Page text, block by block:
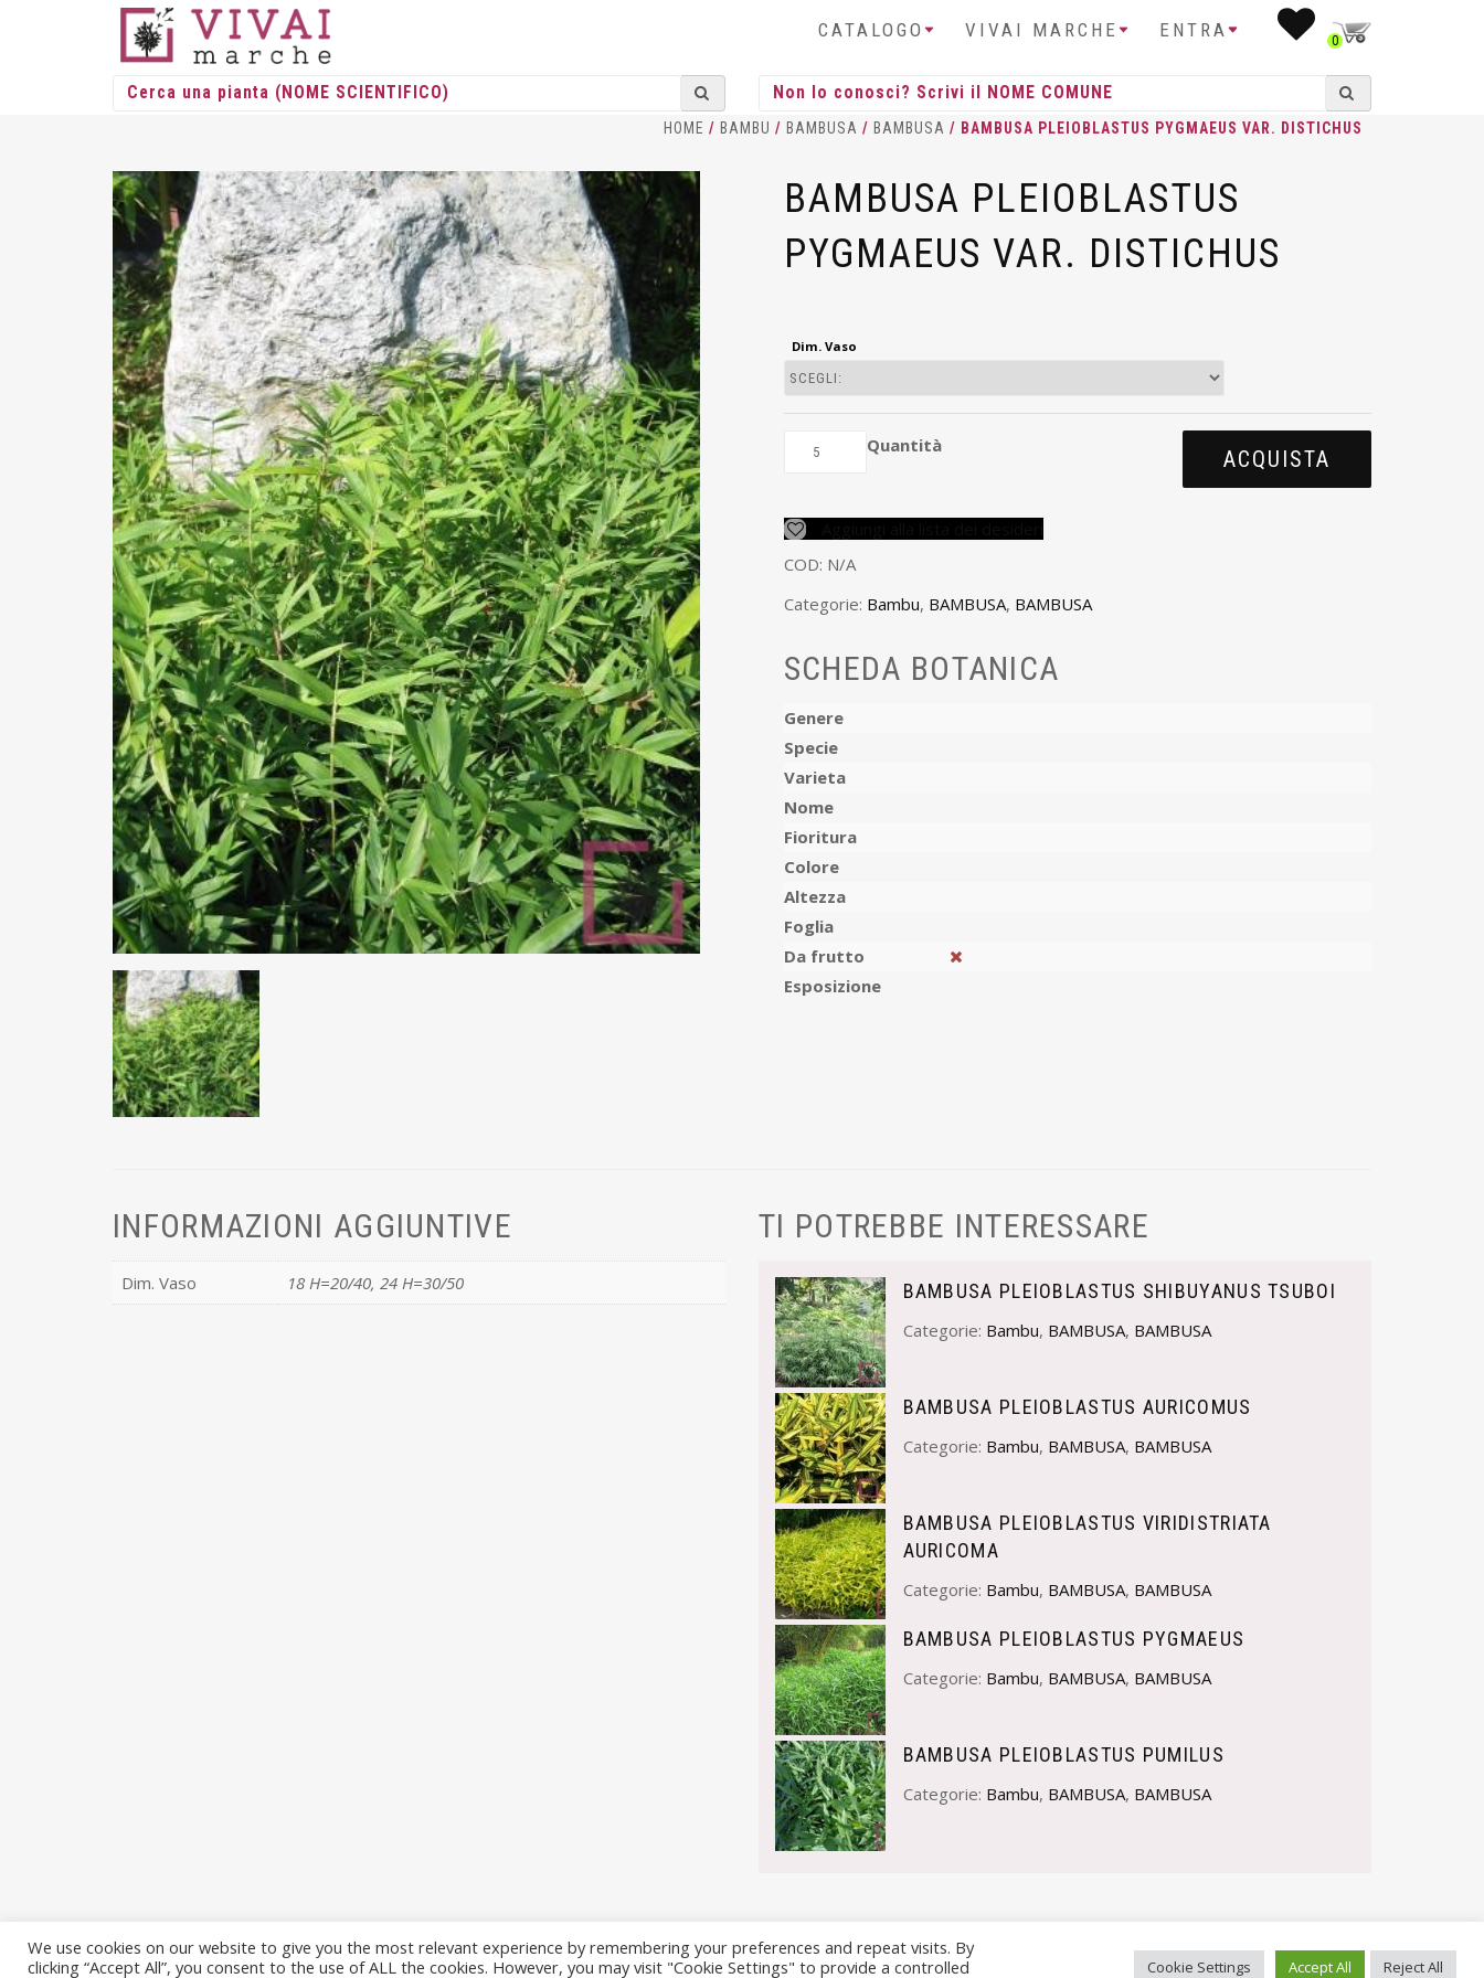
CATALOGO VIVAI MARCHE ENTRA 0
HOME / BAMBU / BAMBUSA / BAMBUSA / BAMBUSA PLEIOBLASTUS PYGMAEUS VAR. DISTICHUS
BAMBUSA PLEIOBLASTUS
PYGMAEUS VAR. DISTICHUS
Dim. Vaso
Quantità
ACQUISTA
COD: N/A
Categorie: Bambu, BAMBUSA, BAMBUSA
SCHEDA BOTANICA
Genere
Specie
Varieta
Nome
Fioritura
Colore
Altezza
Foglia
Da frutto
Esposizione
INFORMAZIONI AGGIUNTIVE
Dim. Vaso 18 H=20/40, 24 H=30/50
TI POTREBBE INTERESSARE
BAMBUSA PLEIOBLASTUS SHIBUYANUS TSUBOI
Categorie: Bambu, BAMBUSA, BAMBUSA
BAMBUSA PLEIOBLASTUS AURICOMUS
Categorie: Bambu, BAMBUSA, BAMBUSA
BAMBUSA PLEIOBLASTUS VIRIDISTRIATA
AURICOMA
Categorie: Bambu, BAMBUSA, BAMBUSA
BAMBUSA PLEIOBLASTUS PYGMAEUS
Categorie: Bambu, BAMBUSA, BAMBUSA
BAMBUSA PLEIOBLASTUS PUMILUS
Categorie: Bambu, BAMBUSA, BAMBUSA
We use cookies on our website to give you the most relevant experience by remembering your preferences and repeat visits. By
clicking “Accept All”, you consent to the use of ALL the cookies. However, you may visit "Cookie Settings" to provide a controlled
Cookie Settings Accept All Reject All